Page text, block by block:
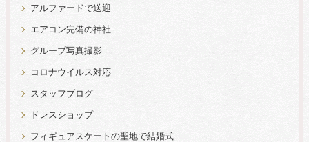
アルファードで送迎
エアコン完備の神社
グループ写真撮影
コロナウイルス対応
スタッフブログ
ドレスショップ
フィギュアスケートの聖地で結婚式